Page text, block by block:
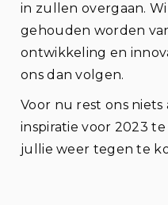
in zullen overgaan.
gehouden worden
ontwikkeling en
ons dan volgen.
Voor nu rest ons niets
inspiratie voor 2023
jullie weer tegen te